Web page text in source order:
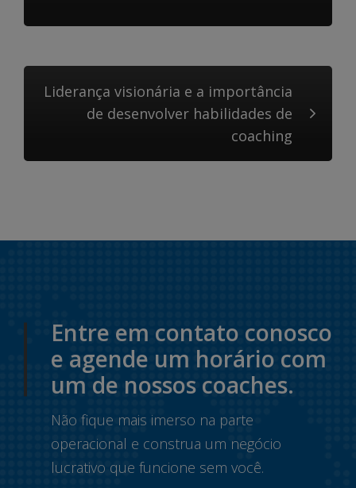
Liderança visionária e a importância
de desenvolver habilidades de
coaching
Entre em contato conosco
e agende um horário com
um de nossos coaches.
Não fique mais imerso na parte
operacional e construa um negócio
lucrativo que funcione sem você.